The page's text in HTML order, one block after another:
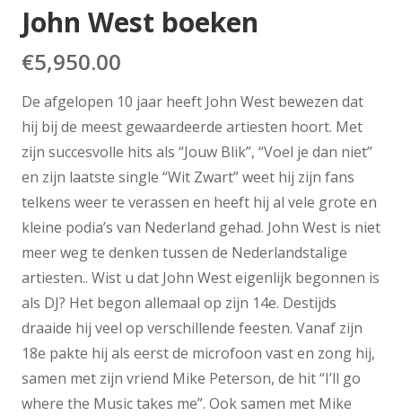
John West boeken
€5,950.00
De afgelopen 10 jaar heeft John West bewezen dat
hij bij de meest gewaardeerde artiesten hoort. Met
zijn succesvolle hits als “Jouw Blik”, “Voel je dan niet”
en zijn laatste single “Wit Zwart” weet hij zijn fans
telkens weer te verassen en heeft hij al vele grote en
kleine podia’s van Nederland gehad. John West is niet
meer weg te denken tussen de Nederlandstalige
artiesten.. Wist u dat John West eigenlijk begonnen is
als DJ? Het begon allemaal op zijn 14e. Destijds
draaide hij veel op verschillende feesten. Vanaf zijn
18e pakte hij als eerst de microfoon vast en zong hij,
samen met zijn vriend Mike Peterson, de hit “I’ll go
where the Music takes me”. Ook samen met Mike